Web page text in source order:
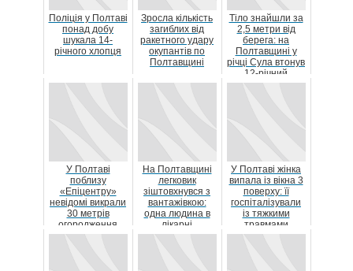
Поліція у Полтаві
понад добу
шукала 14-
річного хлопця
Зросла кількість
загиблих від
ракетного удару
окупантів по
Полтавщині
Тіло знайшли за
2,5 метри від
берега: на
Полтавщині у
річці Сула втонув
12-річний
хлопчик
У Полтаві
поблизу
«Епіцентру»
невідомі викрали
30 метрів
огородження
біля
На Полтавщині
легковик
зіштовхнувся з
вантажівкою:
одна людина в
лікарні
У Полтаві жінка
випала із вікна 3
поверху: її
госпіталізували
із тяжкими
травмами